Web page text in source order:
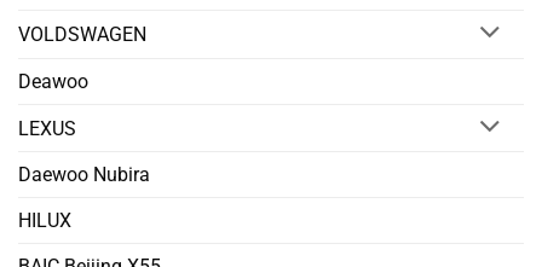
VOLDSWAGEN
Deawoo
LEXUS
Daewoo Nubira
HILUX